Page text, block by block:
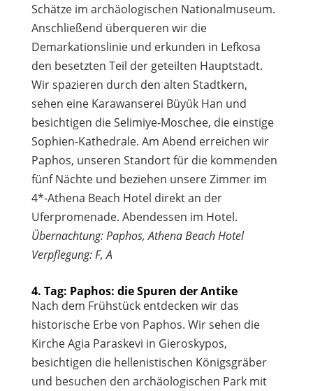
Schätze im archäologischen Nationalmuseum.
Anschließend überqueren wir die
Demarkationslinie und erkunden in Lefkosa
den besetzten Teil der geteilten Hauptstadt.
Wir spazieren durch den alten Stadtkern,
sehen eine Karawanserei Büyük Han und
besichtigen die Selimiye-Moschee, die einstige
Sophien-Kathedrale. Am Abend erreichen wir
Paphos, unseren Standort für die kommenden
fünf Nächte und beziehen unsere Zimmer im
4*-Athena Beach Hotel direkt an der
Uferpromenade. Abendessen im Hotel.
Übernachtung: Paphos, Athena Beach Hotel
Verpflegung: F, A
4. Tag: Paphos: die Spuren der Antike
Nach dem Frühstück entdecken wir das
historische Erbe von Paphos. Wir sehen die
Kirche Agia Paraskevi in Gieroskypos,
besichtigen die hellenistischen Königsgräber
und besuchen den archäologischen Park mit